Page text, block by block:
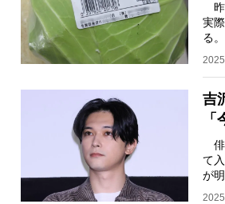
昨
実
る
吉
俳
て
が